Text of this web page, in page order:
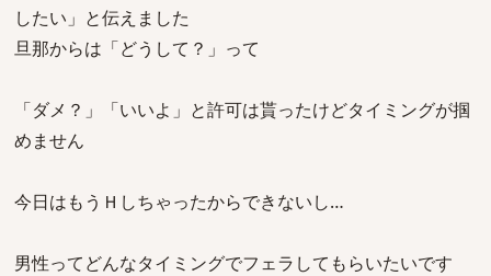
したい」と伝えました
旦那からは「どうして？」って
「ダメ？」「いいよ」と許可は貰ったけどタイミングが掴
めません
今日はもうＨしちゃったからできないし…
男性ってどんなタイミングでフェラしてもらいたいです